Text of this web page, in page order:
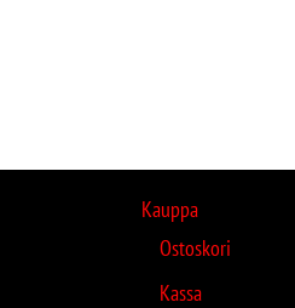
Kauppa
Ostoskori
Kassa